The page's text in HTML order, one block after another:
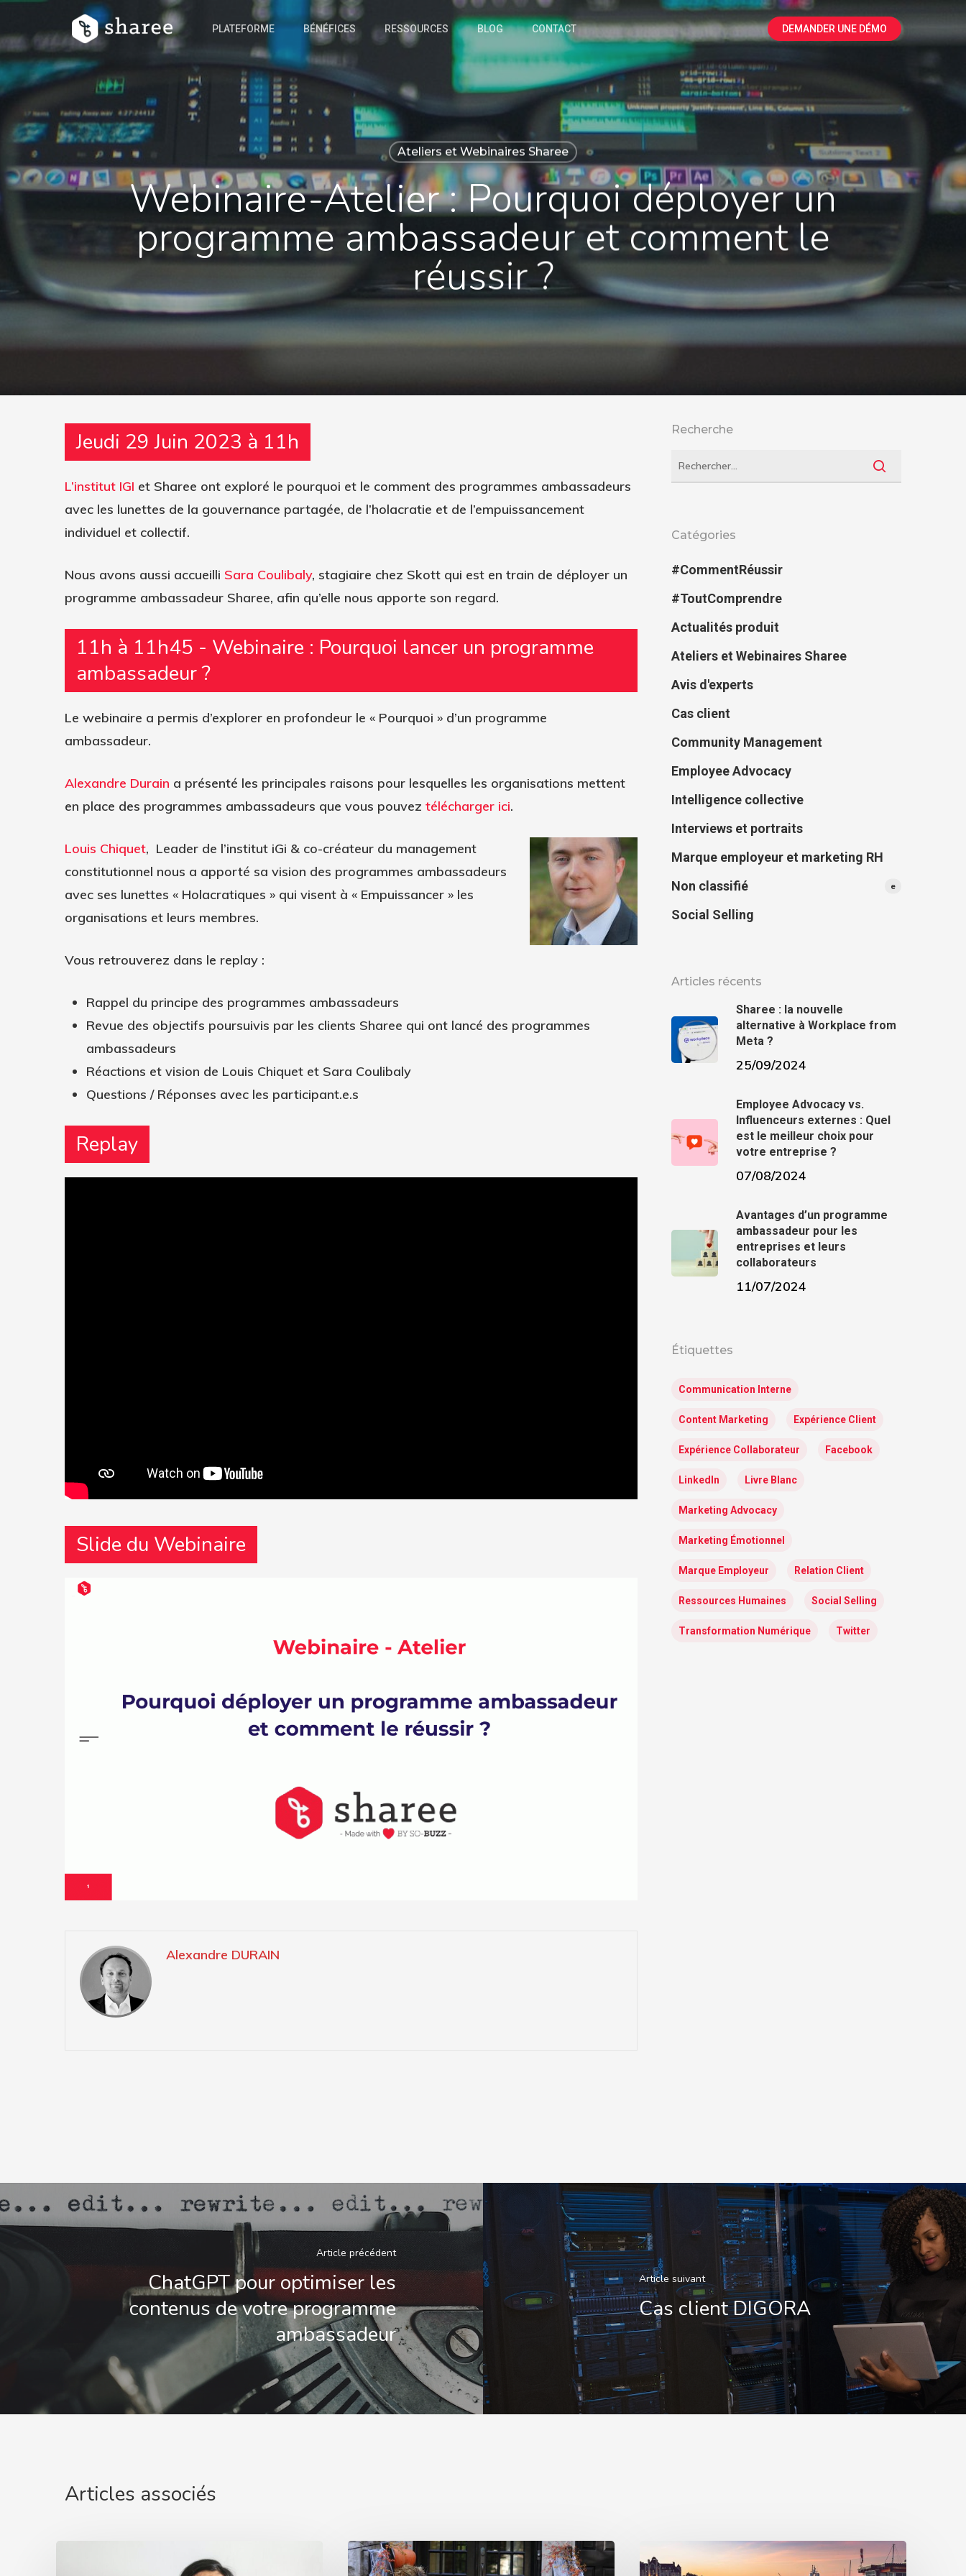
Hit enter to search or ESC to close
PLATEFORME BÉNÉFICES RESSOURCES BLOG CONTACT DEMANDER UNE DÉMO
Ateliers et Webinaires Sharee
Webinaire-Atelier : Pourquoi déployer un
programme ambassadeur et comment le
réussir ?
Jeudi 29 Juin 2023 à 11h
L’institut IGI et Sharee ont exploré le pourquoi et le comment des programmes ambassadeurs
avec les lunettes de la gouvernance partagée, de l’holacratie et de l’empuissancement
individuel et collectif.
Nous avons aussi accueilli Sara Coulibaly, stagiaire chez Skott qui est en train de déployer un
programme ambassadeur Sharee, afin qu’elle nous apporte son regard.
11h à 11h45 - Webinaire : Pourquoi lancer un programme
ambassadeur ?
Le webinaire a permis d’explorer en profondeur le« Pourquoi » d’un programme
ambassadeur.
Alexandre Durain a présenté les principales raisons pour lesquelles les organisations mettent
en place des programmes ambassadeurs que vous pouveztélécharger ici.
Louis Chiquet, Leader de l’institut iGi & co-créateur du management
constitutionnel nous a apporté sa vision des programmes ambassadeurs
avec ses lunettes « Holacratiques » qui visent à « Empuissancer » les
organisations et leurs membres.
Vous retrouverez dans le replay :
Rappel du principe des programmes ambassadeurs
Revue des objectifs poursuivis par les clients Sharee qui ont lancé des programmes
ambassadeurs
Réactions et vision de Louis Chiquet et Sara Coulibaly
Questions / Réponses avec les participant.e.s
Replay
Slide du Webinaire
Alexandre DURAIN
Recherche
Catégories
#CommentRéussir
#ToutComprendre
Actualités produit
Ateliers et Webinaires Sharee
Avis d'experts
Cas client
Community Management
Employee Advocacy
Intelligence collective
Interviews et portraits
Marque employeur et marketing RH
Non classifié
e
Social Selling
Articles récents
Sharee : la nouvelle
alternative à Workplace from
Meta ?
25/09/2024
Employee Advocacy vs.
Influenceurs externes : Quel
est le meilleur choix pour
votre entreprise ?
07/08/2024
Avantages d’un programme
ambassadeur pour les
entreprises et leurs
collaborateurs
11/07/2024
Étiquettes
Communication Interne
Content Marketing Expérience Client
Expérience Collaborateur Facebook
LinkedIn Livre Blanc
Marketing Advocacy
Marketing Émotionnel
Marque Employeur Relation Client
Ressources Humaines Social Selling
Transformation Numérique Twitter
Article précédent
ChatGPT pour optimiser les
contenus de votre programme
ambassadeur
Article suivant
Cas client DIGORA
Articles associés